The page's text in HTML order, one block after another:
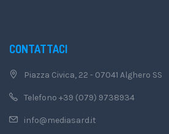
CONTATTACI
Piazza Civica, 22 - 07041 Alghero SS
Telefono +39 (079) 9738934
info@mediasard.it